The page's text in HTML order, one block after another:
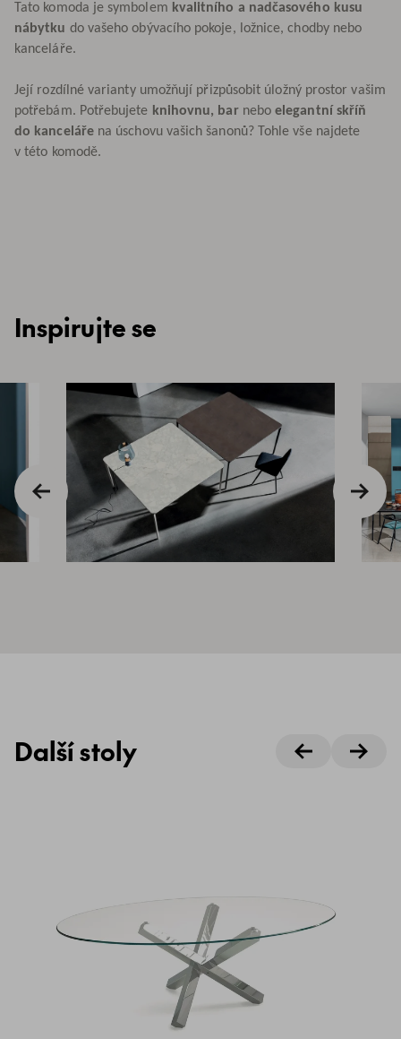
Tato komoda je symbolem kvalitního a nadčasového kusu
nábytku do vašeho obývacího pokoje, ložnice, chodby nebo
kanceláře.
Její rozdílné varianty umožňují přizpůsobit úložný prostor vašim
potřebám. Potřebujete knihovnu, barneboelegantní skříň
do kancelářena úschovu vašich šanonů? Tohle vše najdete
v této komodě.
Inspirujte se
Další stoly